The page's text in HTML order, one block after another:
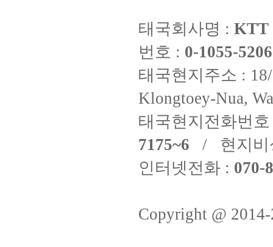
태국회사명 : KTT
번호 : 0-1055-
태국현지주소 :
Klongtoey-Nua,
태국현지전화번
7175~6 / 현지비
인터넷전화 : 070-
Copyright @